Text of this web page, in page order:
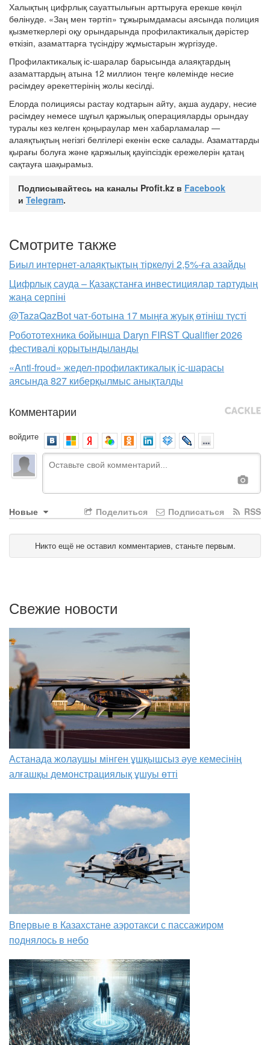
Халықтың цифрлық сауаттылығын арттыруға ерекше көңіл
бөлінуде. «Заң мен тәртіп» тұжырымдамасы аясында полиция
қызметкерлері оқу орындарында профилактикалық дәрістер
өткізіп, азаматтарға түсіндіру жұмыстарын жүргізуде.
Профилактикалық іс-шаралар барысында алаяқтардың
азаматтардың атына 12 миллион теңге көлемінде несие
рәсімдеу әрекеттерінің жолы кесілді.
Елорда полициясы растау кодтарын айту, ақша аудару, несие
рәсімдеу немесе шұғыл қаржылық операцияларды орындау
туралы кез келген қоңыраулар мен хабарламалар —
алаяқтықтың негізгі белгілері екенін еске салады. Азаматтарды
қырағы болуға және қаржылық қауіпсіздік ережелерін қатаң
сақтауға шақырамыз.
Подписывайтесь на каналы Profit.kz в Facebook
и Telegram.
Смотрите также
Биыл интернет-алаяқтықтың тіркелуі 2,5%-ға азайды
Цифрлық сауда – Қазақстанға инвестициялар тартудың
жаңа серпіні
@TazaQazBot чат-ботына 17 мыңға жуық өтініш түсті
Робототехника бойынша Daryn FIRST Qualifier 2026
фестивалі қорытындыланды
«Anti-froud» жедел-профилактикалық іс-шарасы
аясында 827 киберқылмыс анықталды
Комментарии
войдите
Новые RSS
Подписаться
Поделиться
Никто ещё не оставил комментариев, станьте первым.
Свежие новости
Астанада жолаушы мінген ұшқышсыз әуе кемесінің
алғашқы демонстрациялық ұшуы өтті
Впервые в Казахстане аэротакси с пассажиром
поднялось в небо